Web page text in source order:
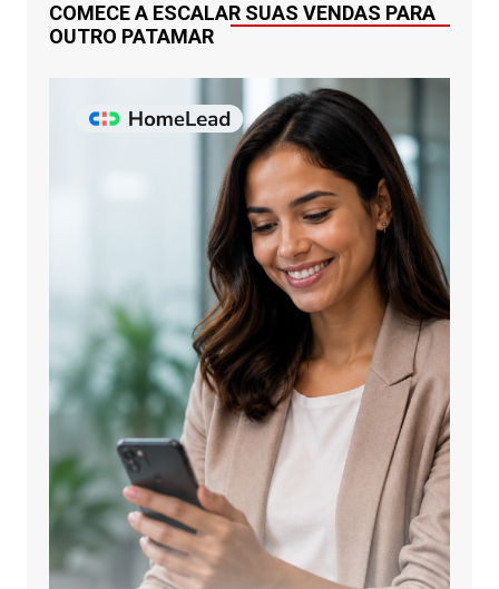
COMECE A ESCALAR SUAS VENDAS PARA
OUTRO PATAMAR